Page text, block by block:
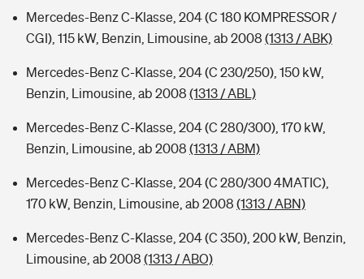
Mercedes-Benz C-Klasse, 204 (C 180 KOMPRESSOR /
CGI), 115 kW, Benzin, Limousine, ab 2008 (1313 / ABK)
Mercedes-Benz C-Klasse, 204 (C 230/250), 150 kW,
Benzin, Limousine, ab 2008 (1313 / ABL)
Mercedes-Benz C-Klasse, 204 (C 280/300), 170 kW,
Benzin, Limousine, ab 2008 (1313 / ABM)
Mercedes-Benz C-Klasse, 204 (C 280/300 4MATIC),
170 kW, Benzin, Limousine, ab 2008 (1313 / ABN)
Mercedes-Benz C-Klasse, 204 (C 350), 200 kW, Benzin,
Limousine, ab 2008 (1313 / ABO)